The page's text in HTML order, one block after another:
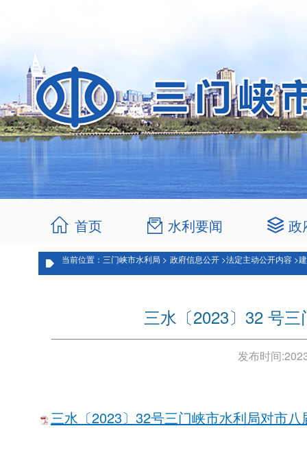
首页 水利要闻 政
当前位置：三门峡市水利局 > 政府信息公开 >法定主动公开内容 >
三水〔2023〕32 号
发布时间:
三水〔2023〕32号三门峡市水利局对市